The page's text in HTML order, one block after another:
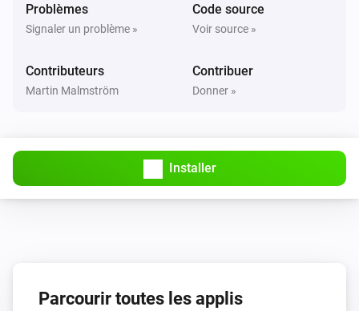
Problèmes
Signaler un problème »
Code source
Voir source »
Contributeurs
Martin Malmström
Contribuer
Donner »
Installer
Parcourir toutes les applis